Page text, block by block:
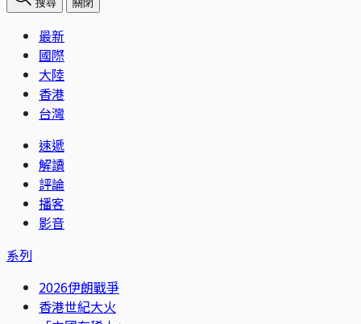
搜尋 關閉
最新
國際
大陸
香港
台灣
速遞
解讀
評論
播客
影音
系列
2026伊朗戰爭
香港世紀大火